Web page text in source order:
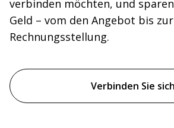
Geld – vom den Angebot bis zur
Rechnungsstellung.